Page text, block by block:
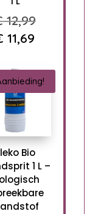
12,99
€ 12,99.
11,69
is:
€ 11,69.
Bio
1 L –